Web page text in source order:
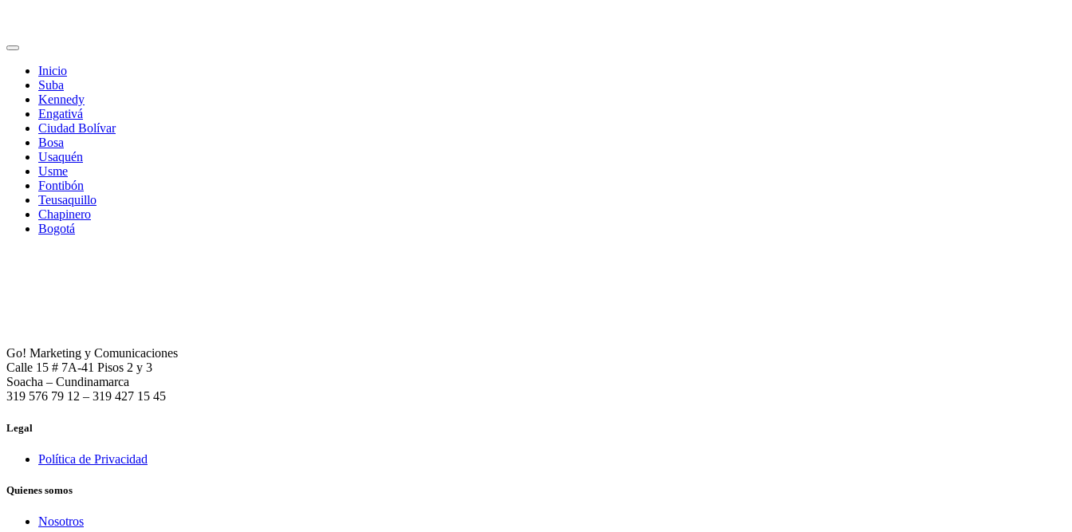
Inicio
Suba
Kennedy
Engativá
Ciudad Bolívar
Bosa
Usaquén
Usme
Fontibón
Teusaquillo
Chapinero
Bogotá
Go! Marketing y Comunicaciones
Calle 15 # 7A-41 Pisos 2 y 3
Soacha – Cundinamarca
319 576 79 12 – 319 427 15 45
Legal
Política de Privacidad
Quienes somos
Nosotros